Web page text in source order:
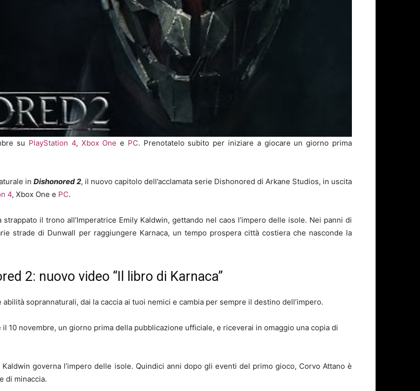
su PlayStation 4, Xbox One e PC. Prenotatelo subito per iniziare a giocare un giorno prima
in Dishonored 2, il nuovo capitolo dell’acclamata serie Dishonored di Arkane Studios, in uscita
4, Xbox One e PC.
il trono all’Imperatrice Emily Kaldwin, gettando nel caos l’impero delle isole. Nei panni di
strade di Dunwall per raggiungere Karnaca, un tempo prospera città costiera che nasconde la
2: nuovo video “Il libro di Karnaca”
soprannaturali, dai la caccia ai tuoi nemici e cambia per sempre il destino dell’impero.
10 novembre, un giorno prima della pubblicazione ufficiale, e riceverai in omaggio una copia di
governa l’impero delle isole. Quindici anni dopo gli eventi del primo gioco, Corvo Attano è
di minaccia.